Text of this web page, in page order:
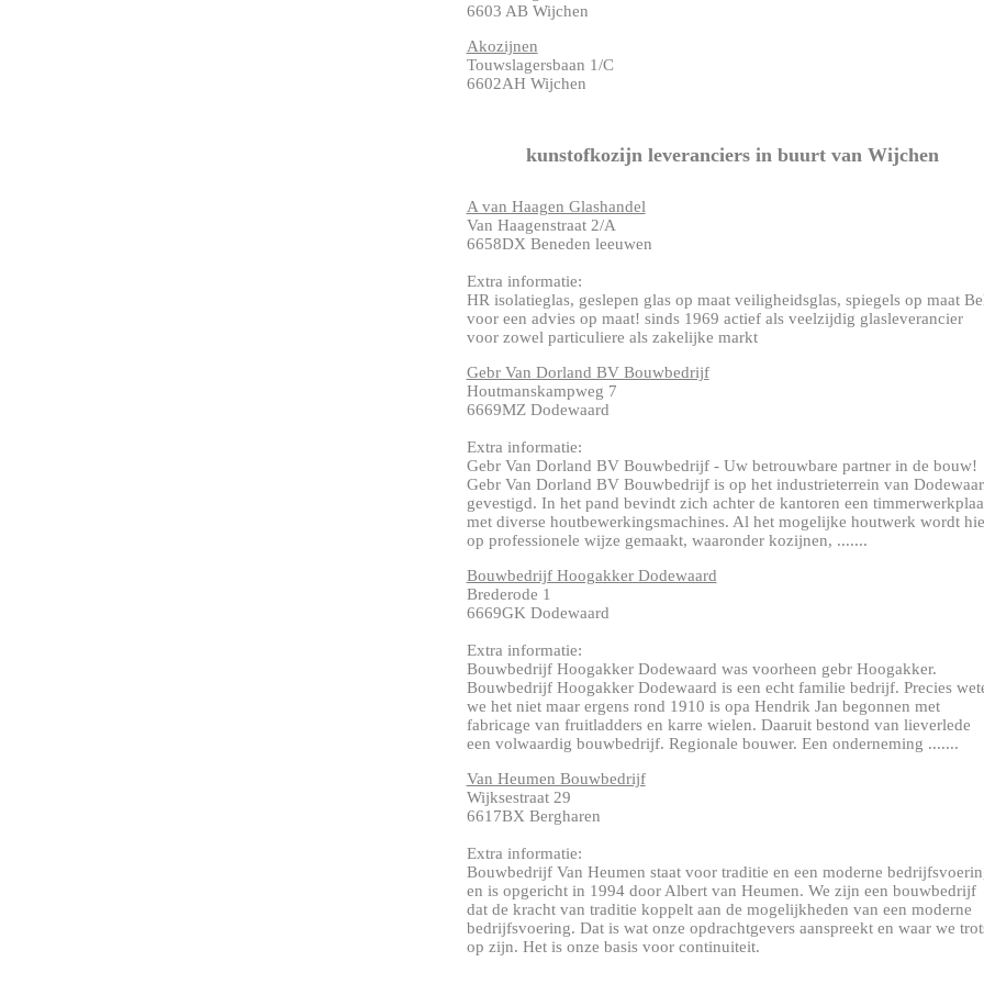
6603 AB Wijchen
Akozijnen
Touwslagersbaan 1/C
6602AH Wijchen
kunstofkozijn leveranciers in buurt van Wijchen
A van Haagen Glashandel
Van Haagenstraat 2/A
6658DX Beneden leeuwen
Extra informatie:
HR isolatieglas, geslepen glas op maat veiligheidsglas, spiegels op maat
voor een advies op maat! sinds 1969 actief als veelzijdig glasleverancier
voor zowel particuliere als zakelijke markt
Gebr Van Dorland BV Bouwbedrijf
Houtmanskampweg 7
6669MZ Dodewaard
Extra informatie:
Gebr Van Dorland BV Bouwbedrijf - Uw betrouwbare partner in de bouw!
Gebr Van Dorland BV Bouwbedrijf is op het industrieterrein van
gevestigd. In het pand bevindt zich achter de kantoren een
met diverse houtbewerkingsmachines. Al het mogelijke houtwerk wordt
op professionele wijze gemaakt, waaronder kozijnen, .......
Bouwbedrijf Hoogakker Dodewaard
Brederode 1
6669GK Dodewaard
Extra informatie:
Bouwbedrijf Hoogakker Dodewaard was voorheen gebr Hoogakker.
Bouwbedrijf Hoogakker Dodewaard is een echt familie bedrijf. Precies
we het niet maar ergens rond 1910 is opa Hendrik Jan begonnen met
fabricage van fruitladders en karre wielen. Daaruit bestond van lieverlede
een volwaardig bouwbedrijf. Regionale bouwer. Een onderneming .......
Van Heumen Bouwbedrijf
Wijksestraat 29
6617BX Bergharen
Extra informatie:
Bouwbedrijf Van Heumen staat voor traditie en een moderne
en is opgericht in 1994 door Albert van Heumen. We zijn een bouwbedrijf
dat de kracht van traditie koppelt aan de mogelijkheden van een moderne
bedrijfsvoering. Dat is wat onze opdrachtgevers aanspreekt en waar we
op zijn. Het is onze basis voor continuiteit.